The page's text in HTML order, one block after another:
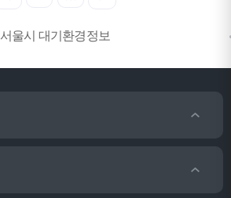
서울시 대기환경정보